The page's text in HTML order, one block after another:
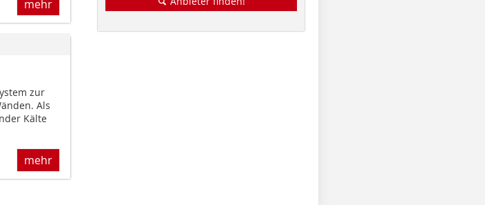
mehr
zur
Als
Kälte
mehr